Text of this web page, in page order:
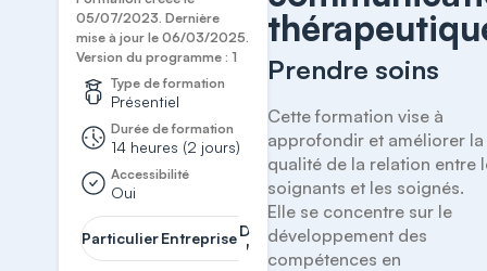
05/07/2023. Dernière
mise à jour le 06/03/2025.
Version du programme : 1
Type de formation
Présentiel
Durée de formation
14 heures (2 jours)
Accessibilité
Oui
ParticulierEntrepriseDemander
un devis
Prendre soins
Cette formation vise à
approfondir et améliorer la
qualité de la relation entre
soignants et les soignés.
Elle se concentre sur le
développement des
compétences en